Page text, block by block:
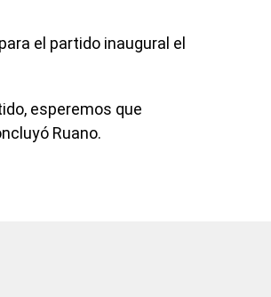
el partido inaugural el
esperemos que
Ruano.